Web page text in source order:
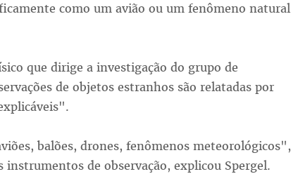
como um avião ou um fenômeno natural
que dirige a investigação do grupo de
de objetos estranhos são relatadas por
balões, drones, fenômenos meteorológicos",
de observação, explicou Spergel.